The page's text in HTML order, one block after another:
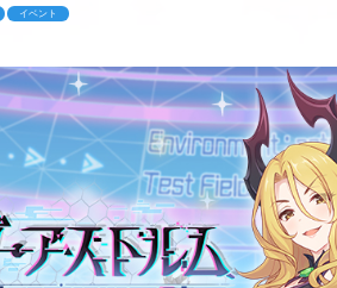
イベント